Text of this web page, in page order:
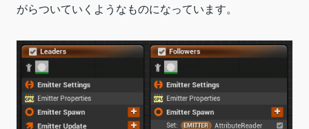
がらついていくようなものになっています。